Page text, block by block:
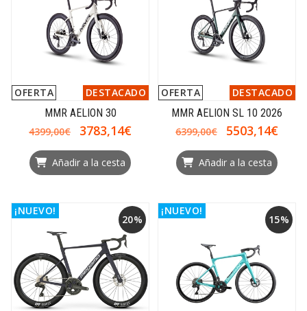
OFERTA DESTACADO
MMR AELION 30
4399,00€
3783,14€
Añadir a la cesta
OFERTA DESTACADO
MMR AELION SL 10 2026
6399,00€
5503,14€
Añadir a la cesta
20%
¡NUEVO!
15%
¡NUEVO!